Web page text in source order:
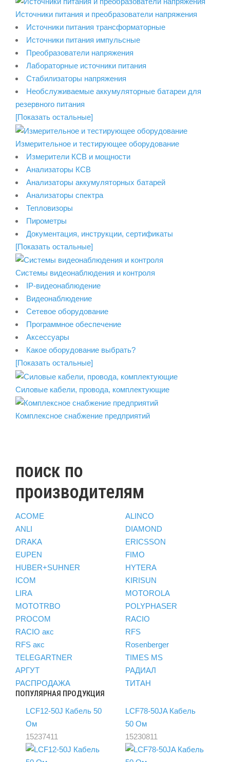
Источники питания и преобразователи напряжения
Источники питания трансформаторные
Источники питания импульсные
Преобразователи напряжения
Лабораторные источники питания
Стабилизаторы напряжения
Необслуживаемые аккумуляторные батареи для
резервного питания
[Показать остальные]
Измерительное и тестирующее оборудование
Измерители КСВ и мощности
Анализаторы КСВ
Анализаторы аккумуляторных батарей
Анализаторы спектра
Тепловизоры
Пирометры
Документация, инструкции, сертификаты
[Показать остальные]
Системы видеонаблюдения и контроля
IP-видеонаблюдение
Видеонаблюдение
Сетевое оборудование
Программное обеспечение
Аксессуары
Какое оборудование выбрать?
[Показать остальные]
Силовые кабели, провода, комплектующие
Комплексное снабжение предприятий
поиск по
производителям
ACOME
ALINCO
ANLI
DIAMOND
DRAKA
ERICSSON
EUPEN
FIMO
HUBER+SUHNER
HYTERA
ICOM
KIRISUN
LIRA
MOTOROLA
MOTOTRBO
POLYPHASER
PROCOM
RACIO
RACIO акс
RFS
RFS акс
Rosenberger
TELEGARTNER
TIMES MS
АРГУТ
РАДИАЛ
РАСПРОДАЖА
ТИТАН
ПОПУЛЯРНАЯ ПРОДУКЦИЯ
LCF12-50J Кабель 50
Ом
15237411
LCF78-50JA Кабель
50 Ом
15230811